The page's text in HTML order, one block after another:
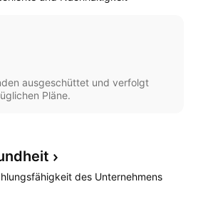
ausgeschüttet und verfolgt
Pläne.
des Unternehmens